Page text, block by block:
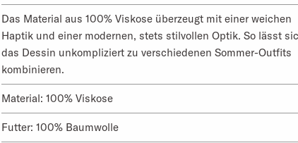
Das Material aus 100% Viskose überzeugt mit einer weichen
Haptik und einer modernen, stets stilvollen Optik. So lässt
das Dessin unkompliziert zu verschiedenen Sommer-Outfits
kombinieren.
Material: 100% Viskose
Futter: 100% Baumwolle